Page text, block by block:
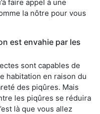
faire appel à une
la nôtre pour vous
est envahie par les
sont capables de
habitation en raison du
des piqûres. Mais
les piqûres se réduira
là que vous allez